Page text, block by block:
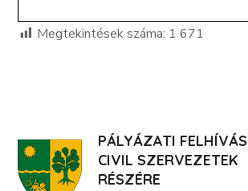
Megtekintések száma: 1 671
PÁLYÁZATI FELHÍVÁS
CIVIL SZERVEZETEK
RÉSZÉRE